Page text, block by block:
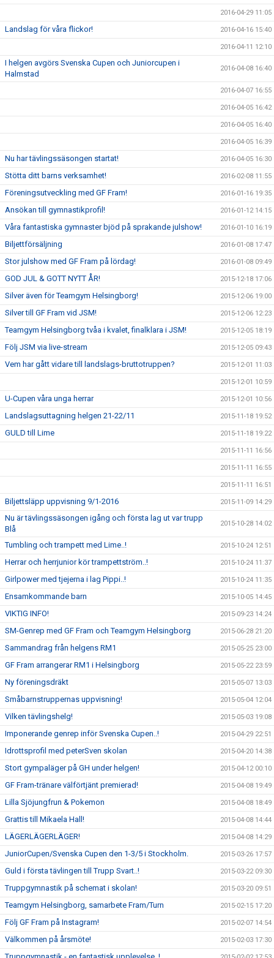
2016-04-29 11:05
Landslag för våra flickor! 2016-04-16 15:40
2016-04-11 12:10
I helgen avgörs Svenska Cupen och Juniorcupen i
Halmstad
2016-04-08 16:40
2016-04-07 16:55
2016-04-05 16:42
2016-04-05 16:40
2016-04-05 16:39
Nu har tävlingssäsongen startat! 2016-04-05 16:30
Stötta ditt barns verksamhet! 2016-02-08 11:55
Föreningsutveckling med GF Fram! 2016-01-16 19:35
Ansökan till gymnastikprofil! 2016-01-12 14:15
Våra fantastiska gymnaster bjöd på sprakande julshow! 2016-01-10 16:19
Biljettförsäljning 2016-01-08 17:47
Stor julshow med GF Fram på lördag! 2016-01-08 09:49
GOD JUL & GOTT NYTT ÅR! 2015-12-18 17:06
Silver även för Teamgym Helsingborg! 2015-12-06 19:00
Silver till GF Fram vid JSM! 2015-12-06 12:23
Teamgym Helsingborg tvåa i kvalet, finalklara i JSM! 2015-12-05 18:19
Följ JSM via live-stream 2015-12-05 09:43
Vem har gått vidare till landslags-bruttotruppen? 2015-12-01 11:03
2015-12-01 10:59
U-Cupen våra unga herrar 2015-12-01 10:56
Landslagsuttagning helgen 21-22/11 2015-11-18 19:52
GULD till Lime 2015-11-18 19:22
2015-11-11 16:56
2015-11-11 16:55
2015-11-11 16:51
Biljettsläpp uppvisning 9/1-2016 2015-11-09 14:29
Nu är tävlingssäsongen igång och första lag ut var trupp
Blå
2015-10-28 14:02
Tumbling och trampett med Lime..! 2015-10-24 12:51
Herrar och herrjunior kör trampettström..! 2015-10-24 11:37
Girlpower med tjejerna i lag Pippi..! 2015-10-24 11:35
Ensamkommande barn 2015-10-05 14:45
VIKTIG INFO! 2015-09-23 14:24
SM-Genrep med GF Fram och Teamgym Helsingborg 2015-06-28 21:20
Sammandrag från helgens RM1 2015-05-25 23:00
GF Fram arrangerar RM1 i Helsingborg 2015-05-22 23:59
Ny föreningsdräkt 2015-05-07 13:03
Småbarnstruppernas uppvisning! 2015-05-04 12:04
Vilken tävlingshelg! 2015-05-03 19:08
Imponerande genrep inför Svenska Cupen..! 2015-04-29 22:51
Idrottsprofil med peterSven skolan 2015-04-20 14:38
Stort gympaläger på GH under helgen! 2015-04-12 00:10
GF Fram-tränare välförtjänt premierad! 2015-04-08 19:49
Lilla Sjöjungfrun & Pokemon 2015-04-08 18:49
Grattis till Mikaela Hall! 2015-04-08 14:44
LÄGERLÄGERLÄGER! 2015-04-08 14:29
JuniorCupen/Svenska Cupen den 1-3/5 i Stockholm. 2015-03-26 17:57
Guld i första tävlingen till Trupp Svart..! 2015-03-22 09:30
Truppgymnastik på schemat i skolan! 2015-03-20 09:51
Teamgym Helsingborg, samarbete Fram/Turn 2015-02-15 17:20
Följ GF Fram på Instagram! 2015-02-07 14:54
Välkommen på årsmöte! 2015-02-03 17:30
Truppgymnastik - en fantastisk upplevelse..!